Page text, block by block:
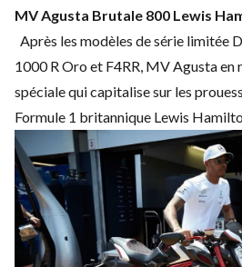
MV Agusta Brutale 800 Lewis
Après les modèles de série limitée
1000 R Oro et F4RR, MV Agusta en
spéciale qui capitalise sur les
Formule 1 britannique Lewis